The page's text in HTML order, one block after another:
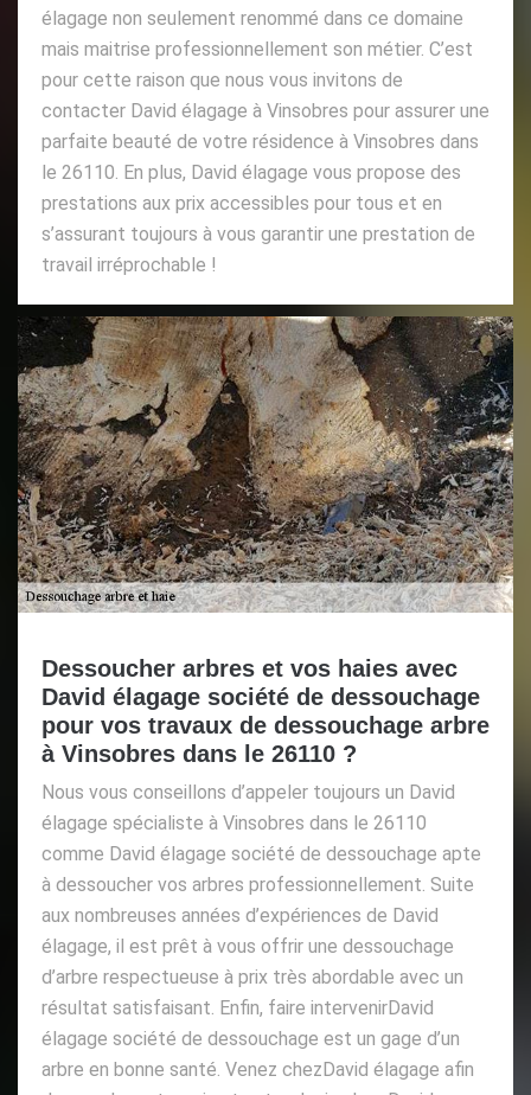
élagage non seulement renommé dans ce domaine
mais maitrise professionnellement son métier. C’est
pour cette raison que nous vous invitons de
contacter David élagage à Vinsobres pour assurer une
parfaite beauté de votre résidence à Vinsobres dans
le 26110. En plus, David élagage vous propose des
prestations aux prix accessibles pour tous et en
s’assurant toujours à vous garantir une prestation de
travail irréprochable !
Dessoucher arbres et vos haies avec
David élagage société de dessouchage
pour vos travaux de dessouchage arbre
à Vinsobres dans le 26110 ?
Nous vous conseillons d’appeler toujours un David
élagage spécialiste à Vinsobres dans le 26110
comme David élagage société de dessouchage apte
à dessoucher vos arbres professionnellement. Suite
aux nombreuses années d’expériences de David
élagage, il est prêt à vous offrir une dessouchage
d’arbre respectueuse à prix très abordable avec un
résultat satisfaisant. Enfin, faire intervenirDavid
élagage société de dessouchage est un gage d’un
arbre en bonne santé. Venez chezDavid élagage afin